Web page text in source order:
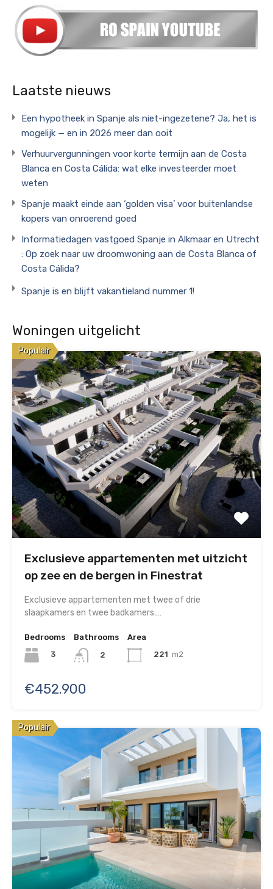
Laatste nieuws
Een hypotheek in Spanje als niet-ingezetene? Ja, het is
mogelijk — en in 2026 meer dan ooit
Verhuurvergunningen voor korte termijn aan de Costa
Blanca en Costa Cálida: wat elke investeerder moet
weten
Spanje maakt einde aan ‘golden visa’ voor buitenlandse
kopers van onroerend goed
Informatiedagen vastgoed Spanje in Alkmaar en Utrecht
: Op zoek naar uw droomwoning aan de Costa Blanca of
Costa Cálida?
Spanje is en blijft vakantieland nummer 1!
Woningen uitgelicht
Populair
Exclusieve appartementen met uitzicht
op zee en de bergen in Finestrat
Exclusieve appartementen met twee of drie
slaapkamers en twee badkamers.…
Bedrooms
3
Bathrooms
2
Area
221 m2
€452.900
Populair